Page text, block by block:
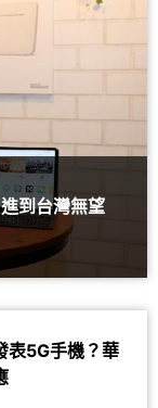
到台灣無望
表5G手機？華